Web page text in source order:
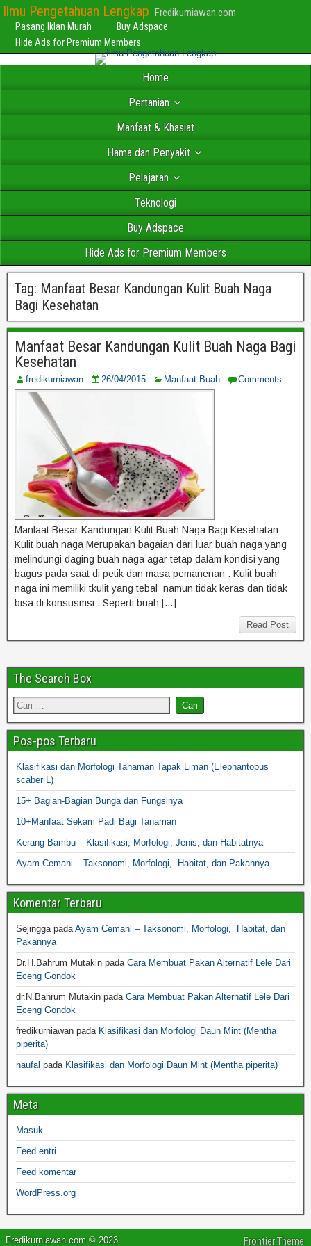
Ilmu Pengetahuan Lengkap Fredikurniawan.com
Pasang Iklan Murah
Buy Adspace
Hide Ads for Premium Members
Home
Pertanian
Manfaat & Khasiat
Hama dan Penyakit
Pelajaran
Teknologi
Buy Adspace
Hide Ads for Premium Members
Tag: Manfaat Besar Kandungan Kulit Buah Naga
Bagi Kesehatan
Manfaat Besar Kandungan Kulit Buah Naga Bagi
Kesehatan
fredikurniawan 26/04/2015 Manfaat Buah Comments
Manfaat Besar Kandungan Kulit Buah Naga Bagi Kesehatan
Kulit buah naga Merupakan bagaian dari luar buah naga yang
melindungi daging buah naga agar tetap dalam kondisi yang
bagus pada saat di petik dan masa pemanenan . Kulit buah
naga ini memiliki tkulit yang tebal namun tidak keras dan tidak
bisa di konsusmsi . Seperti buah […]
Read Post
The Search Box
Pos-pos Terbaru
Klasifikasi dan Morfologi Tanaman Tapak Liman (Elephantopus
scaber L)
15+ Bagian-Bagian Bunga dan Fungsinya
10+Manfaat Sekam Padi Bagi Tanaman
Kerang Bambu – Klasifikasi, Morfologi, Jenis, dan Habitatnya
Ayam Cemani – Taksonomi, Morfologi, Habitat, dan Pakannya
Komentar Terbaru
SejinggapadaAyam Cemani – Taksonomi, Morfologi, Habitat, dan
Pakannya
Dr.H.Bahrum Mutakin pada Cara Membuat Pakan Alternatif Lele Dari
Eceng Gondok
dr.N.Bahrum Mutakin pada Cara Membuat Pakan Alternatif Lele Dari
Eceng Gondok
fredikurniawan pada Klasifikasi dan Morfologi Daun Mint (Mentha
piperita)
naufal pada Klasifikasi dan Morfologi Daun Mint (Mentha piperita)
Meta
Masuk
Feed entri
Feed komentar
WordPress.org
Fredikurniawan.com © 2023 Frontier Theme